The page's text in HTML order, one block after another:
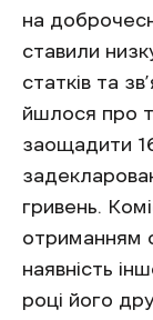
на
ставили
статків та
йшлося про
заощадити
гривень.
отриманням
наявність
році його